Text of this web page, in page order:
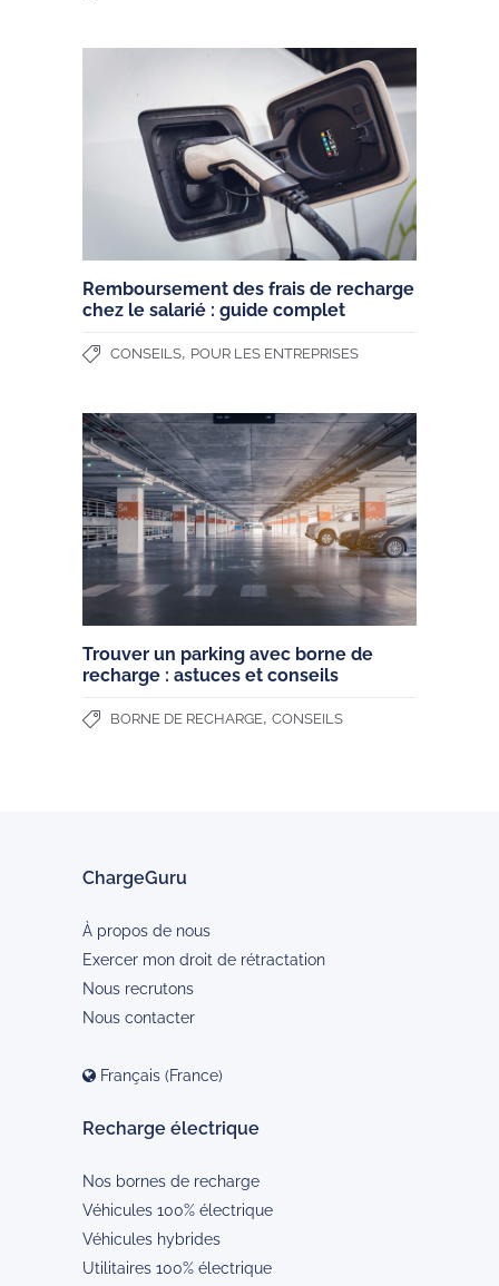
Remboursement des frais de recharge
chez le salarié : guide complet
CONSEILS, POUR LES ENTREPRISES
Trouver un parking avec borne de
recharge : astuces et conseils
BORNE DE RECHARGE, CONSEILS
ChargeGuru
À propos de nous
Exercer mon droit de rétractation
Nous recrutons
Nous contacter
Français (France)
Recharge électrique
Nos bornes de recharge
Véhicules 100% électrique
Véhicules hybrides
Utilitaires 100% électrique